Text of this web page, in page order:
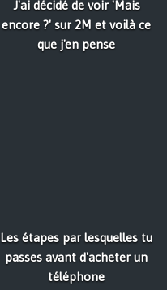
J'ai décidé de voir 'Mais
encore ?' sur 2M et voilà ce
que j'en pense
Les étapes par lesquelles tu
passes avant d'acheter un
téléphone